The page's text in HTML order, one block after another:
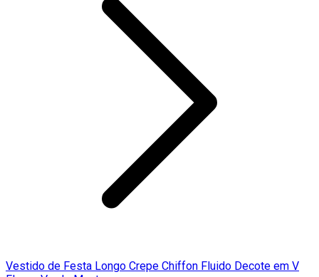
Vestido de Festa Longo Crepe Chiffon Fluido Decote em V